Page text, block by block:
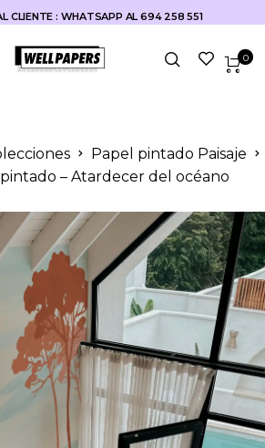
CLIENTE : WHATSAPP AL 694 258 551
0
Papel pintado Paisaje
– Atardecer del océano